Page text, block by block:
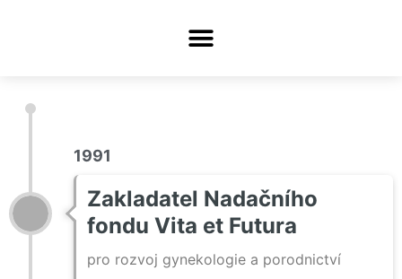
1991
Zakladatel Nadačního
fondu Vita et Futura
pro rozvoj gynekologie a porodnictví